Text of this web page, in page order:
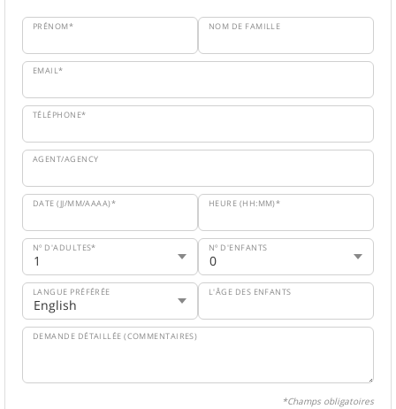
PRÉNOM* NOM DE FAMILLE
EMAIL*
TÉLÉPHONE*
AGENT/AGENCY
DATE (JJ/MM/AAAA)* HEURE (HH:MM)*
Nº D'ADULTES* Nº D'ENFANTS
LANGUE PRÉFÉRÉE L'ÂGE DES ENFANTS
DEMANDE DÉTAILLÉE (COMMENTAIRES)
*Champs obligatoires